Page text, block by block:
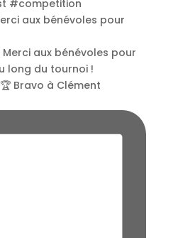
aux bénévoles pour
Bravo à Clément